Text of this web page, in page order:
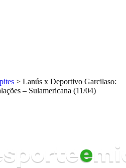
> Lanús x Deportivo Garcilaso:
– Sulamericana (11/04)